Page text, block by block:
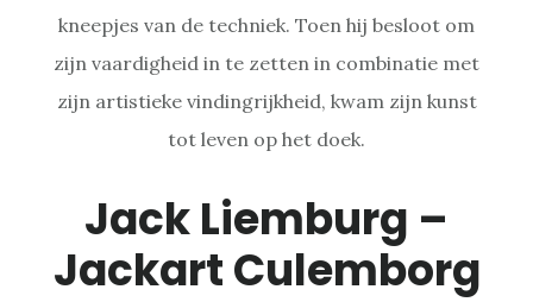
kneepjes van de techniek. Toen hij besloot om
zijn vaardigheid in te zetten in combinatie met
zijn artistieke vindingrijkheid, kwam zijn kunst
tot leven op het doek.
Jack Liemburg –
Jackart Culemborg